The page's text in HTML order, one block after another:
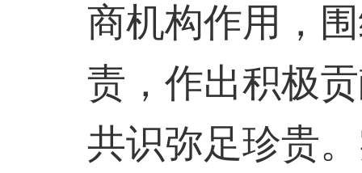
商机构作用，
责，作出积极
共识弥足珍贵